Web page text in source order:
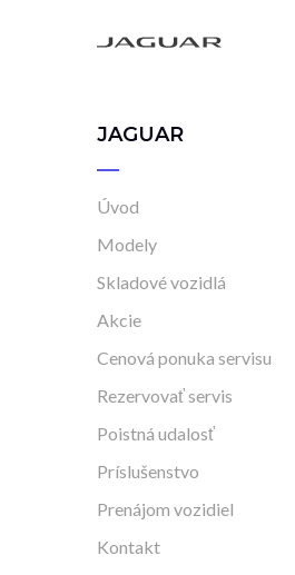
JAGUAR
Úvod
Modely
Skladové vozidlá
Akcie
Cenová ponuka servisu
Rezervovať servis
Poistná udalosť
Príslušenstvo
Prenájom vozidiel
Kontakt